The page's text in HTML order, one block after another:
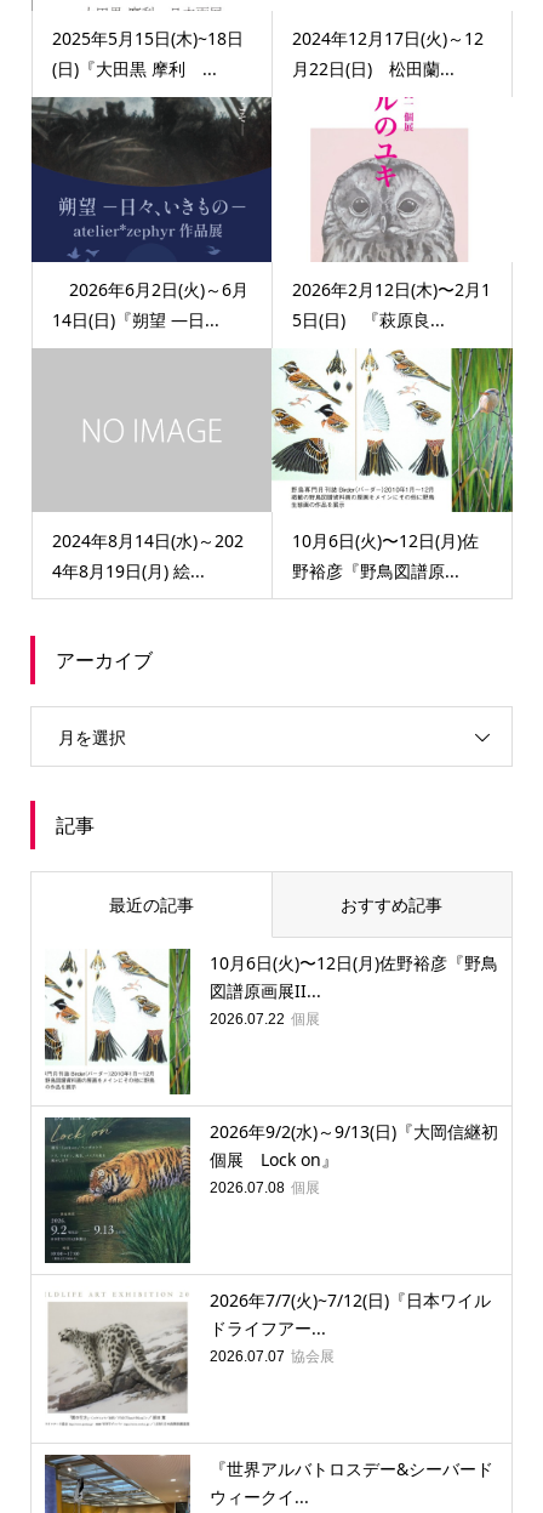
2025年5月15日(木)~18日
(日)『大田黒 摩利 ...
2024年12月17日(火)～12
月22日(日) 松田蘭...
2026年6月2日(火)～6月
14日(日)『朔望 ―日...
2026年2月12日(木)〜2月1
5日(日) 『萩原良...
2024年8月14日(水)～202
4年8月19日(月) 絵...
10月6日(火)〜12日(月)佐
野裕彦『野鳥図譜原...
アーカイブ
月を選択
記事
最近の記事 おすすめ記事
10月6日(火)〜12日(月)佐野裕彦『野鳥
図譜原画展II...
2026.07.22 個展
2026年9/2(水)～9/13(日)『大岡信継初
個展 Lock on』
2026.07.08 個展
2026年7/7(火)~7/12(日)『日本ワイル
ドライフアー...
2026.07.07 協会展
『世界アルバトロスデー&シーバード
ウィークイ...